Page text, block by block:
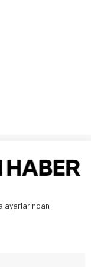
ayarlarından